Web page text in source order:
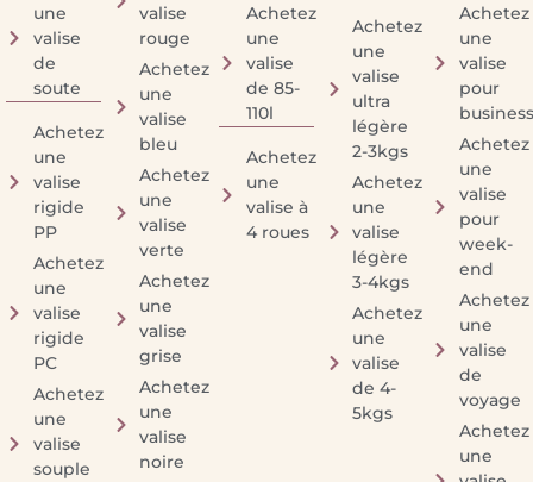
une
valise
de
soute
Achetez
une
valise
rigide
PP
Achetez
une
valise
rigide
PC
Achetez
une
valise
souple
valise
rouge
Achetez
une
valise
bleu
Achetez
une
valise
verte
Achetez
une
valise
grise
Achetez
une
valise
noire
Achetez
une
valise
de 85-
110l
Achetez
une
valise à
4 roues
Achetez
une
valise
ultra
légère
2-3kgs
Achetez
une
valise
légère
3-4kgs
Achetez
une
valise
de 4-
5kgs
Achetez
une
valise
pour
business
Achetez
une
valise
pour
week-
end
Achetez
une
valise
de
voyage
Achetez
une